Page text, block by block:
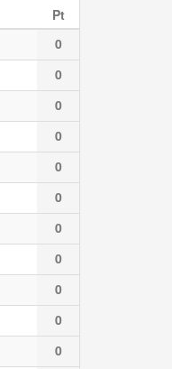
Pt
0
0
0
0
0
0
0
0
0
0
0